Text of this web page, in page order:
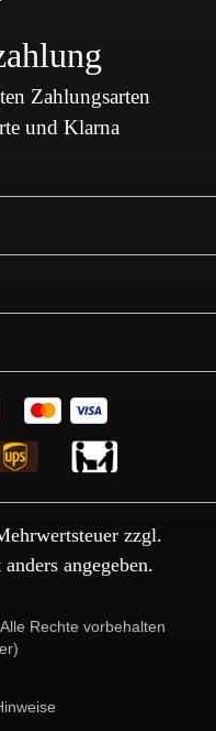
Zahlungsarten
und Klarna
zzgl.
angegeben.
Rechte vorbehalten